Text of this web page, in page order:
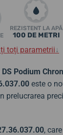
REZISTENT LA APĂ
100 DE METRI
toți parametrii↓
Podium
este o
prelucrarea
,